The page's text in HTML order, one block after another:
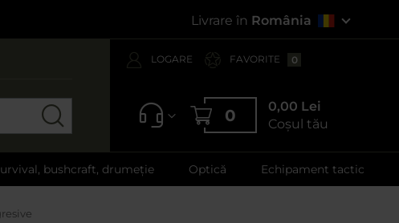
Livrare în România
LOGARE FAVORITE 0
0
0,00 Lei
Coșul tău
bushcraft, drumeție Optică Echipament tactic